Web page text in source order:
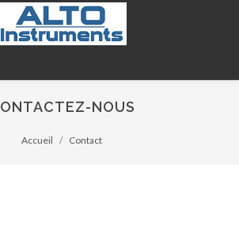
NOUS
Accueil Contact